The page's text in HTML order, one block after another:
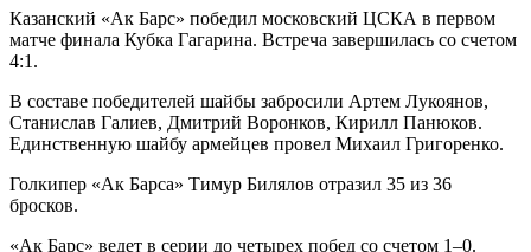
Казанский «Ак Барс» победил московский ЦСКА в первом
матче финала Кубка Гагарина. Встреча завершилась со счетом
4:1.
В составе победителей шайбы забросили Артем Лукоянов,
Станислав Галиев, Дмитрий Воронков, Кирилл Панюков.
Единственную шайбу армейцев провел Михаил Григоренко.
Голкипер «Ак Барса» Тимур Билялов отразил 35 из 36
бросков.
«Ак Барс» ведет в серии до четырех побед со счетом 1–0.